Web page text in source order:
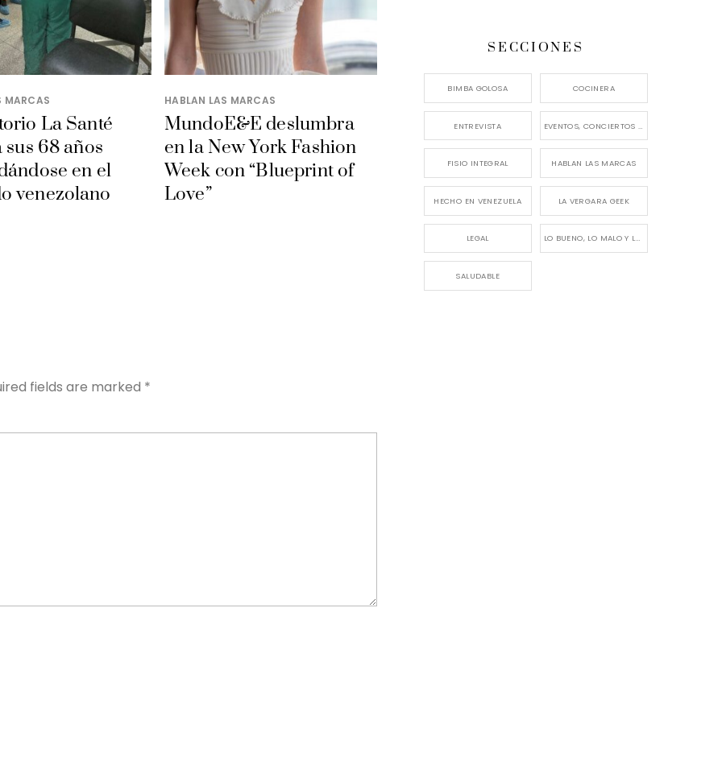
MARCAS
La Santé
68 años
en el
venezolano
HABLAN LAS MARCAS
MundoE&E deslumbra
en la New York Fashion
Week con “Blueprint of
Love”
fields are marked *
SECCIONES
BIMBA GOLOSA COCINERA
ENTREVISTA
FISIO INTEGRAL HABLAN LAS MARCAS
HECHO EN VENEZUELA LA VERGARA GEEK
LEGAL LO BUENO, LO MALO Y LO FEO
SALUDABLE